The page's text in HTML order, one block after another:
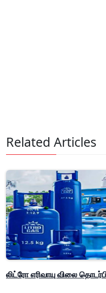
Related Articles
லிட்ரோ எரிவாயு விலை